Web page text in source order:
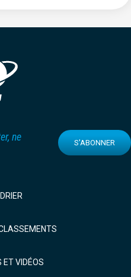
ne
S'ABONNER
VIDÉOS